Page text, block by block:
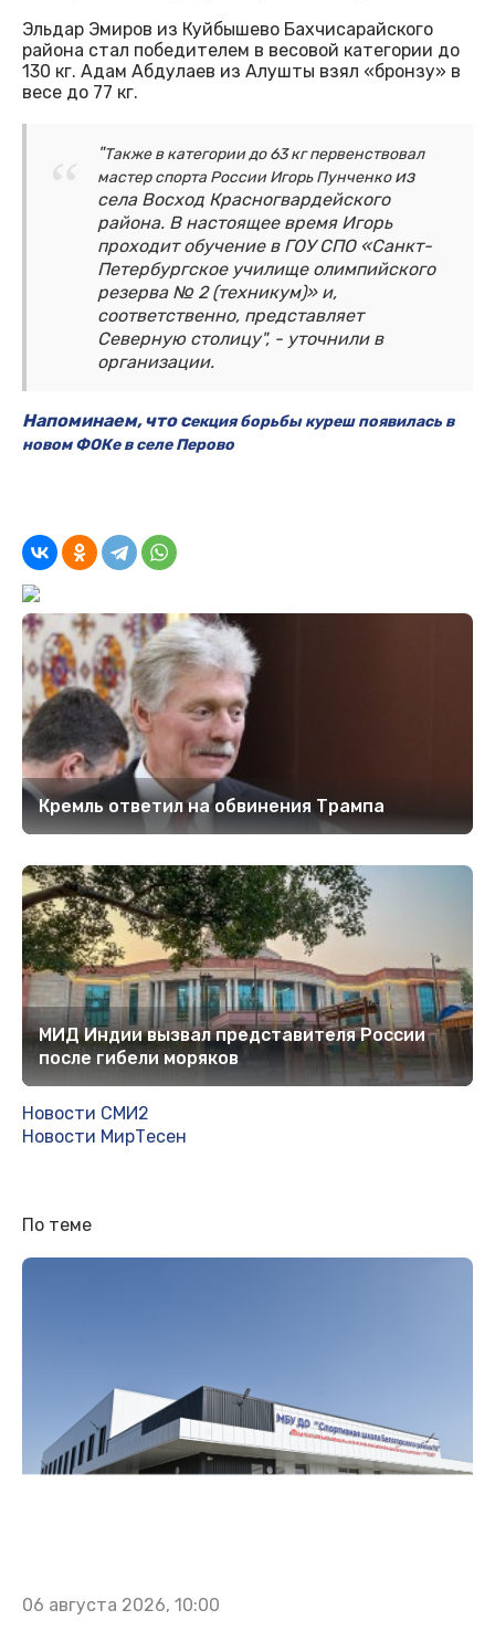
Эльдар Эмиров из Куйбышево Бахчисарайского
района стал победителем в весовой категории до
130 кг. Адам Абдулаев из Алушты взял «бронзу» в
весе до 77 кг.
"Также в категории до 63 кг первенствовал
мастер спорта России Игорь Пунченкоиз
села Восход Красногвардейского
района. В настоящее время Игорь
проходит обучение в ГОУ СПО «Санкт-
Петербургское училище олимпийского
резерва № 2 (техникум)» и,
соответственно, представляет
Северную столицу", - уточнили в
организации.
Напоминаем, что секция борьбы куреш появилась в
новом ФОКе в селе Перово
Кремль ответил на обвинения Трампа
МИД Индии вызвал представителя России
после гибели моряков
Новости СМИ2
Новости МирТесен
По теме
06 августа 2026, 10:00